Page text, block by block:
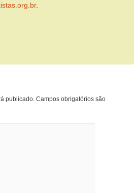
.
publicado. Campos obrigatórios são